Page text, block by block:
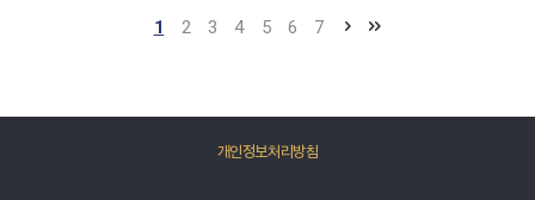
1 2 3 4 5 6 7
개인정보처리방침